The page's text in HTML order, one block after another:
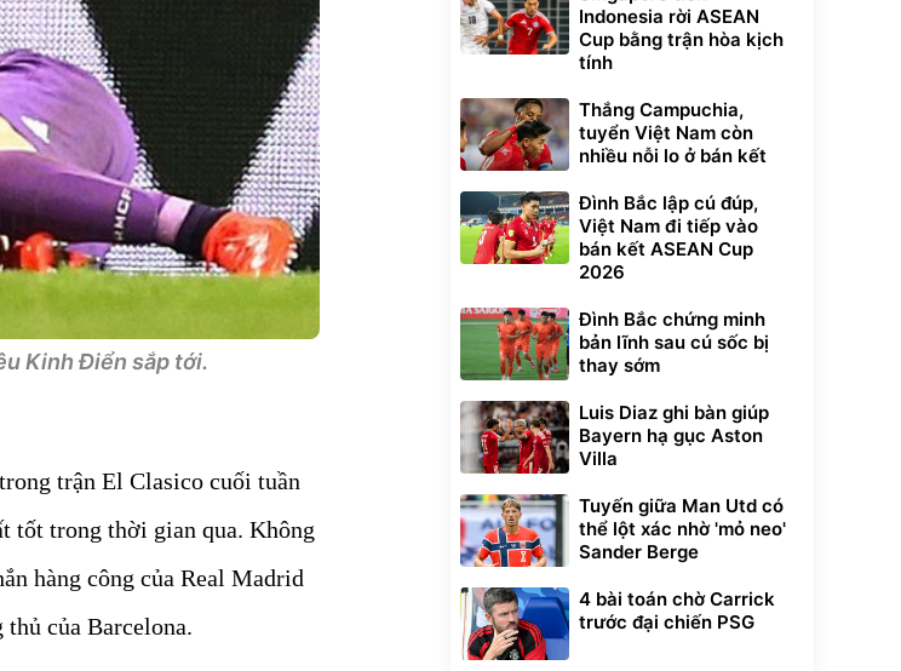
Kinh Điển sắp tới.
trận El Clasico cuối tuần
tốt trong thời gian qua. Không
hàng công của Real Madrid
của Barcelona.
Indonesia rời ASEAN
Cup bằng trận hòa kịch
tính
Thắng Campuchia,
tuyển Việt Nam còn
nhiều nỗi lo ở bán kết
Đình Bắc lập cú đúp,
Việt Nam đi tiếp vào
bán kết ASEAN Cup
2026
Đình Bắc chứng minh
bản lĩnh sau cú sốc bị
thay sớm
Luis Diaz ghi bàn giúp
Bayern hạ gục Aston
Villa
Tuyến giữa Man Utd có
thể lột xác nhờ 'mỏ neo'
Sander Berge
4 bài toán chờ Carrick
trước đại chiến PSG